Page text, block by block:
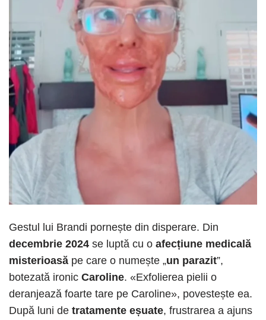
Gestul lui Brandi pornește din disperare. Din
decembrie 2024 se luptă cu o afecțiune medicală
misterioasă pe care o numește „un parazit”,
botezată ironic Caroline. «Exfolierea pielii o
deranjează foarte tare pe Caroline», povestește ea.
După luni de tratamente eșuate, frustrarea a ajuns